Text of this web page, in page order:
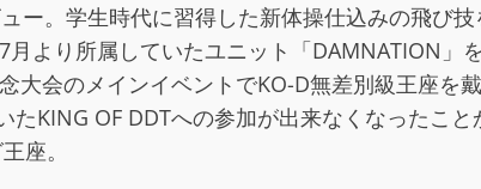
ー。学生時代に習得した新体操仕込みの飛び
月より所属していたユニット「DAMNATION
大会のメインイベントでKO-D無差別級王座
たKING OF DDTへの参加が出来なくなったこ
座。